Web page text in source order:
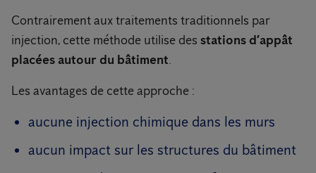
Contrairement aux traitements traditionnels par
injection, cette méthode utilise des stations d’appât
placées autour du bâtiment.
Les avantages de cette approche :
aucune injection chimique dans les murs
aucun impact sur les structures du bâtiment